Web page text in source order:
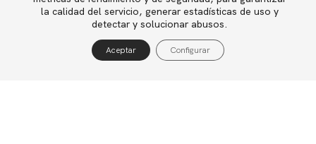
Política de privacidad
Política de cookies
equipos alineados y profesionales técnicamente
competentes. Las organizaciones necesitarán
personas capaces de mirar los mismos problemas
desde ángulos distintos, desafiar respuestas
la calidad del servicio, generar estadísticas de uso y
detectar y solucionar abusos.
Aceptar Configurar